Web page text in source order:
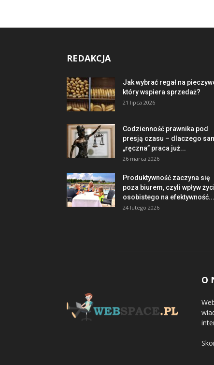
REDAKCJA
Jak wybrać regał na
który wspiera sprzedaż?
21 lipca 2026
Codzienność prawnika pod
presją czasu – dlaczego
„ręczna” praca już...
26 marca 2026
Produktywność zaczyna się
poza biurem, czyli wpływ
osobistego na efektywność...
24 lutego 2026
O